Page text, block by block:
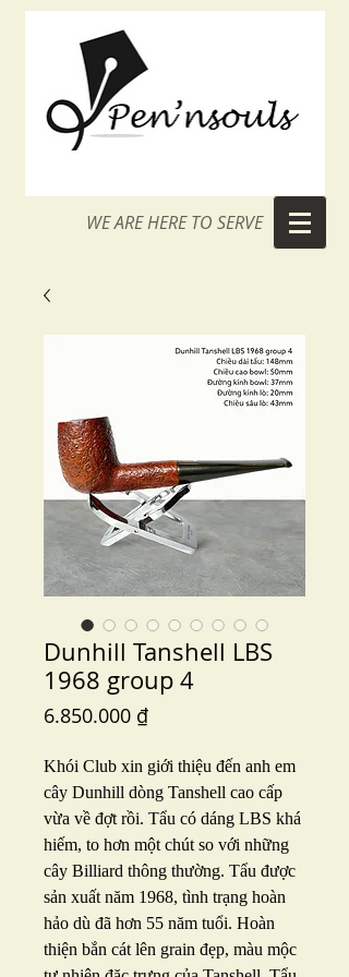
WE ARE HERE TO SERVE
Dunhill Tanshell LBS
1968 group 4
6.850.000 ₫Price
Khói Club xin giới thiệu đến anh em
cây Dunhill dòng Tanshell cao cấp
vừa về đợt rồi. Tẩu có dáng LBS khá
hiếm, to hơn một chút so với những
cây Billiard thông thường. Tẩu được
sản xuất năm 1968, tình trạng hoàn
hảo dù đã hơn 55 năm tuổi. Hoàn
thiện bắn cát lên grain đẹp, màu mộc